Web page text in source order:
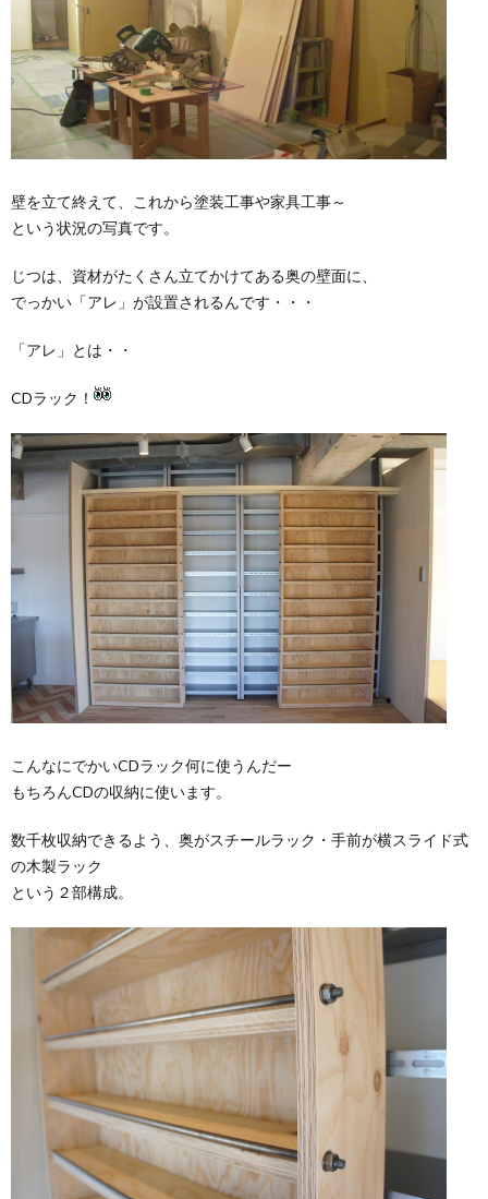
壁を立て終えて、これから塗装工事や家具工事～
という状況の写真です。
じつは、資材がたくさん立てかけてある奥の壁面に、
でっかい「アレ」が設置されるんです・・・
「アレ」とは・・
CDラック！
こんなにでかいCDラック何に使うんだー
もちろんCDの収納に使います。
数千枚収納できるよう、奥がスチールラック・手前が横スライド式
の木製ラック
という２部構成。